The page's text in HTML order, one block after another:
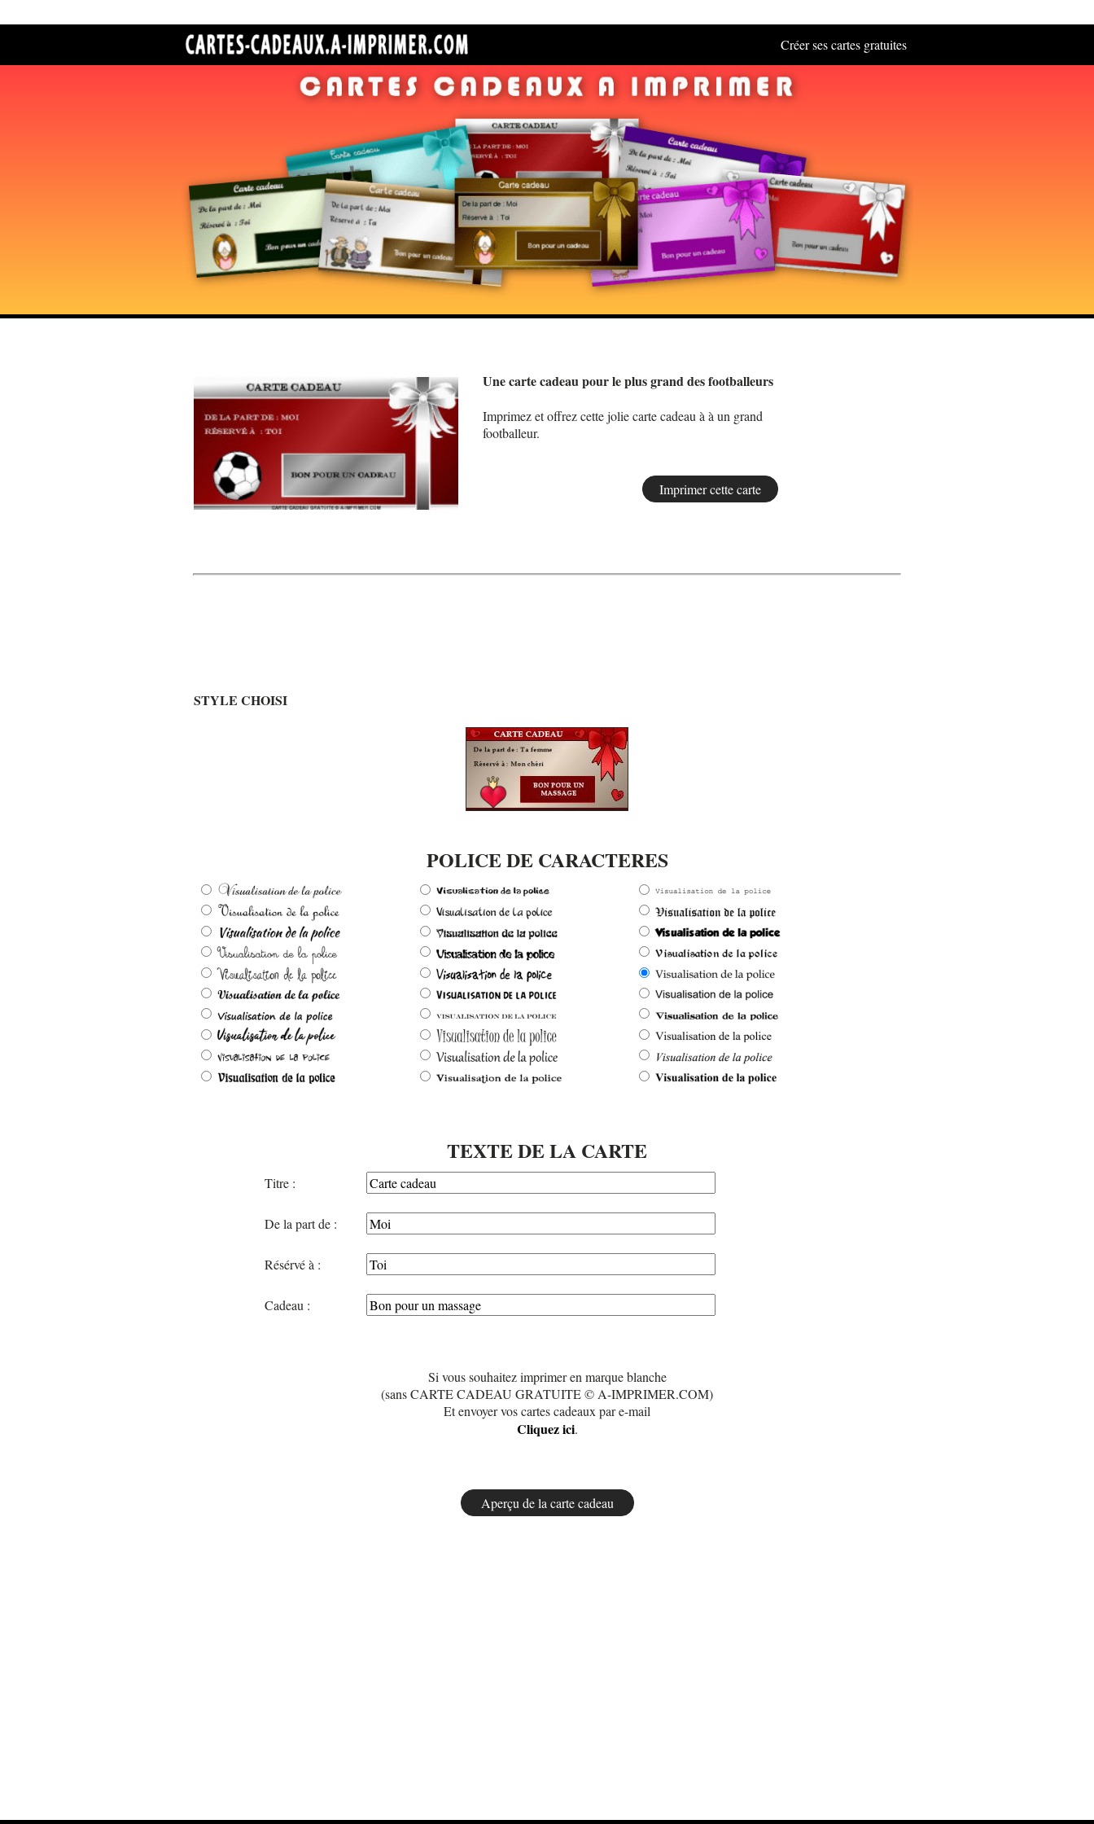
Créer ses cartes gratuites
Une carte cadeau pour le plus grand des footballeurs
Imprimez et offrez cette jolie carte cadeau à à un grand
footballeur.
STYLE CHOISI
POLICE DE CARACTERES
TEXTE DE LA CARTE
Titre :
De la part de :
Résérvé à :
Cadeau :
Si vous souhaitez imprimer en marque blanche
(sans CARTE CADEAU GRATUITE © A-IMPRIMER.COM)
Et envoyer vos cartes cadeaux par e-mail
Cliquez ici.